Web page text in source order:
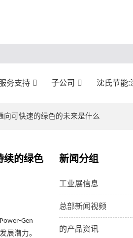
务支持 子公司 沈氏节能:
可快速的绿色的未来是什么
续的绿色
Gen
展潜力。
新闻分组
工业展信息
总部新闻视频
的产品资讯